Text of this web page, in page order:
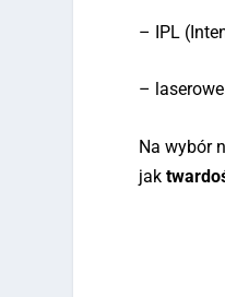
– IPL
– laserowe
Na wybór
jak